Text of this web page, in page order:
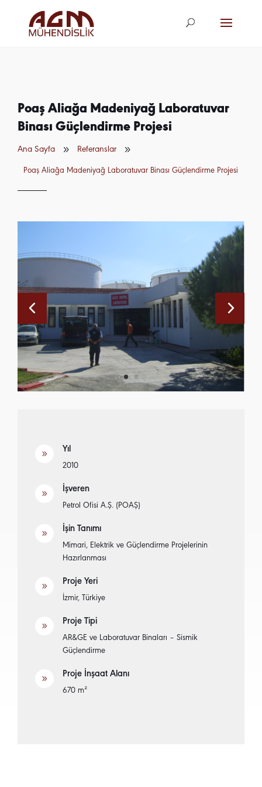
agm@agm.com.
tr
Poaş Aliağa Madeniyağ Laboratuvar
Binası Güçlendirme Projesi
Ana Sayfa 9 Referanslar 9
Poaş Aliağa Madeniyağ Laboratuvar Binası Güçlendirme Projesi
9 Yıl
2010
9 İşveren
Petrol Ofisi A.Ş. (POAŞ)
9 İşin Tanımı
Mimari, Elektrik ve Güçlendirme Projelerinin
Hazırlanması
9 Proje Yeri
İzmir, Türkiye
9 Proje Tipi
AR&GE ve Laboratuvar Binaları – Sismik
Güçlendirme
9 Proje İnşaat Alanı
670 m²